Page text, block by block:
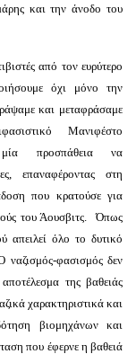
και την άνοδο του
από τον ευρύτερο
όχι μόνο την
και μεταφράσαμε
Μανιφέστο
προσπάθεια να
επαναφέροντας στη
που κρατούσε για
του Άουσβιτς.
Όπως
απειλεί όλο το δυτικό
φασισμός δεν
της βαθειάς
χαρακτηριστικά και
βιομηχάνων και
που έφερνε η βαθειά